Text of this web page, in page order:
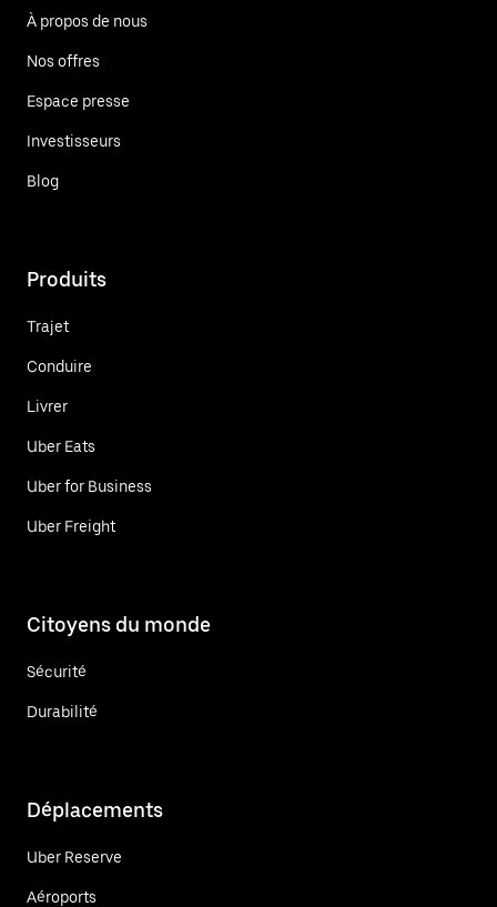
À propos de nous
Nos offres
Espace presse
Investisseurs
Blog
Produits
Trajet
Conduire
Livrer
Uber Eats
Uber for Business
Uber Freight
Citoyens du monde
Sécurité
Durabilité
Déplacements
Uber Reserve
Aéroports